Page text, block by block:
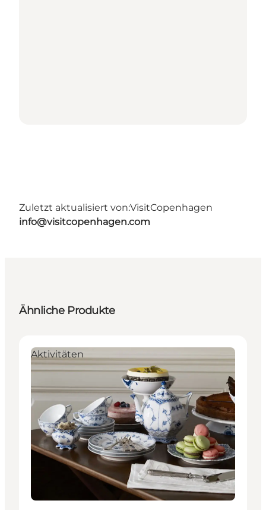
Zuletzt aktualisiert von:VisitCopenhagen
info@visitcopenhagen.com
Ähnliche Produkte
Aktivitäten